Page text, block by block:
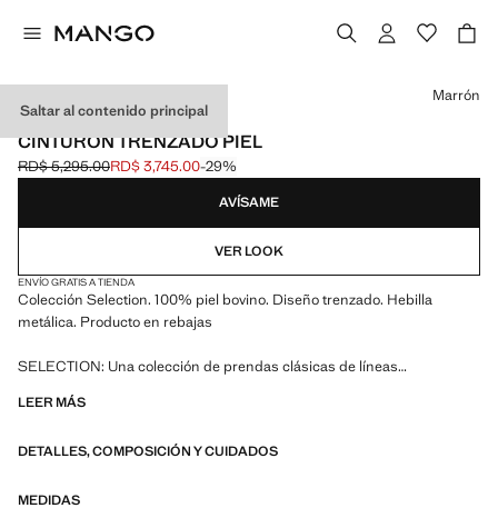
Saltar al contenido principal
SELECTION / PIEL
CINTURÓN TRENZADO PIEL
Precio inicial tachado [RD$ 5,295.00 ]
RD$ 5,295.00
Precio actual [RD$ 3,745.00 ]
RD$ 3,745.00-29%
Selecciona un color
Marrón
AVÍSAME
VER LOOK
ENVÍO GRATIS A TIENDA
Colección Selection. 100% piel bovino. Diseño trenzado. Hebilla
metálica. Producto en rebajas
SELECTION: Una colección de prendas clásicas de líneas
gran calidad para conseguir un armario atemporal y con estilo
LEER MÁS
DETALLES, COMPOSICIÓN Y CUIDADOS
MEDIDAS